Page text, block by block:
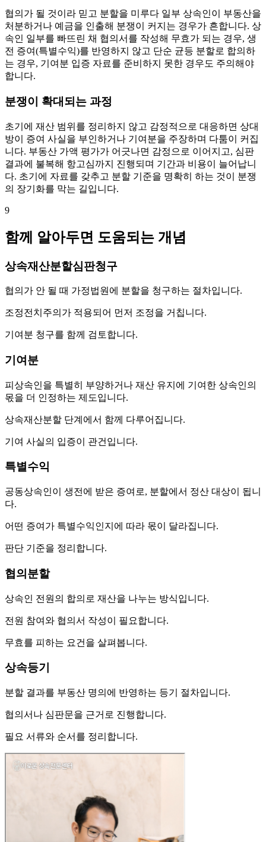
협의가 될 것이라 믿고 분할을 미루다 일부 상속인이 부동산을
처분하거나 예금을 인출해 분쟁이 커지는 경우가 흔합니다. 상
속인 일부를 빠뜨린 채 협의서를 작성해 무효가 되는 경우, 생
전 증여(특별수익)를 반영하지 않고 단순 균등 분할로 합의하
는 경우, 기여분 입증 자료를 준비하지 못한 경우도 주의해야
합니다.
분쟁이 확대되는 과정
초기에 재산 범위를 정리하지 않고 감정적으로 대응하면 상대
방이 증여 사실을 부인하거나 기여분을 주장하며 다툼이 커집
니다. 부동산 가액 평가가 어긋나면 감정으로 이어지고, 심판
결과에 불복해 항고심까지 진행되며 기간과 비용이 늘어납니
다. 초기에 자료를 갖추고 분할 기준을 명확히 하는 것이 분쟁
의 장기화를 막는 길입니다.
9
함께 알아두면 도움되는 개념
상속재산분할심판청구
협의가 안 될 때 가정법원에 분할을 청구하는 절차입니다.
조정전치주의가 적용되어 먼저 조정을 거칩니다.
기여분 청구를 함께 검토합니다.
기여분
피상속인을 특별히 부양하거나 재산 유지에 기여한 상속인의
몫을 더 인정하는 제도입니다.
상속재산분할 단계에서 함께 다루어집니다.
기여 사실의 입증이 관건입니다.
특별수익
공동상속인이 생전에 받은 증여로, 분할에서 정산 대상이 됩니
다.
어떤 증여가 특별수익인지에 따라 몫이 달라집니다.
판단 기준을 정리합니다.
협의분할
상속인 전원의 합의로 재산을 나누는 방식입니다.
전원 참여와 협의서 작성이 필요합니다.
무효를 피하는 요건을 살펴봅니다.
상속등기
분할 결과를 부동산 명의에 반영하는 등기 절차입니다.
협의서나 심판문을 근거로 진행합니다.
필요 서류와 순서를 정리합니다.